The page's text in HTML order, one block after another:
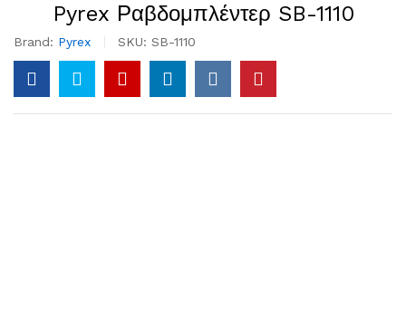
Pyrex Ραβδομπλέντερ SB-1110
Brand: Pyrex SKU: SB-1110